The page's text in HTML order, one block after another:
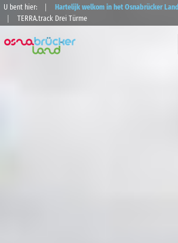
U bent hier: Hartelijk welkom in het Osnabrücker Land
TERRA.track Drei Türme